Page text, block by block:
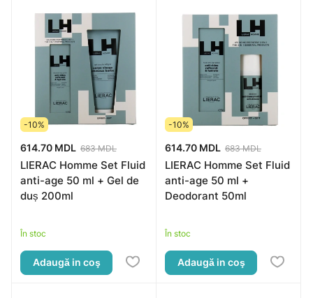
-10%
614.70 MDL 683 MDL
LIERAC Homme Set Fluid
anti-age 50 ml + Gel de
duș 200ml
În stoc
Adaugă in coş
-10%
614.70 MDL 683 MDL
LIERAC Homme Set Fluid
anti-age 50 ml +
Deodorant 50ml
În stoc
Adaugă in coş